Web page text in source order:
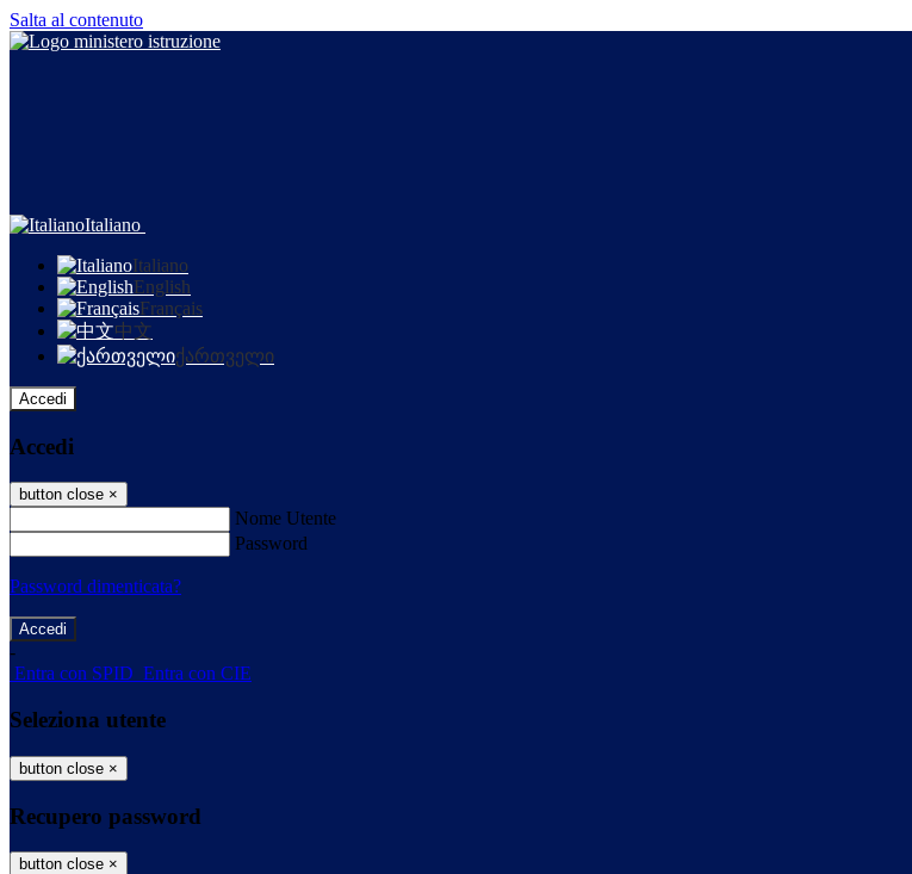
Salta al contenuto
Italiano
Italiano
English
Français
中文
ქართველი
Accedi
Accedi
button close ×
Nome Utente
Password
Password dimenticata?
-
Entra con SPID Entra con CIE
Seleziona utente
button close ×
Recupero password
button close ×